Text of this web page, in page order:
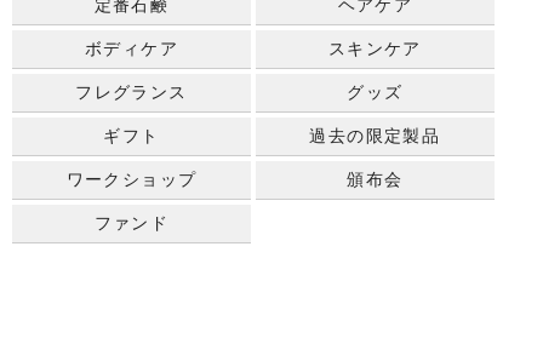
定番石鹸 ヘアケア
ボディケア スキンケア
フレグランス グッズ
ギフト 過去の限定製品
ワークショップ 頒布会
ファンド